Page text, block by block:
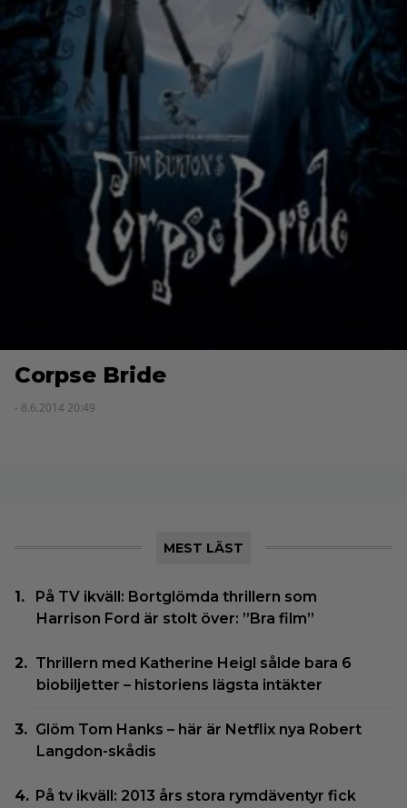
Corpse Bride
- 8.6.2014 20:49
MEST LÄST
På TV ikväll: Bortglömda thrillern som
Harrison Ford är stolt över: ”Bra film”
Thrillern med Katherine Heigl sålde bara 6
biobiljetter – historiens lägsta intäkter
Glöm Tom Hanks – här är Netflix nya Robert
Langdon-skådis
På tv ikväll: 2013 års stora rymdäventyr fick